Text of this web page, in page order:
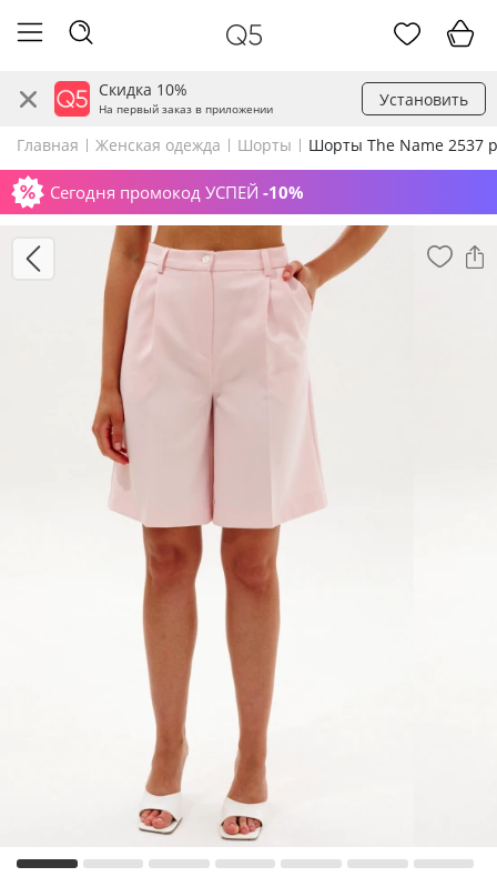
Скидка 10%
На первый заказ в приложении Установить
Главная Женская одежда Шорты Шорты The Name 2537
Сегодня промокод УСПЕЙ -10%